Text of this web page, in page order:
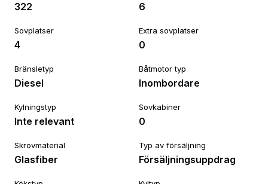
322 6
Sovplatser
4
Extra sovplatser
0
Bränsletyp
Diesel
Båtmotor typ
Inombordare
Kylningstyp
Inte relevant
Sovkabiner
0
Skrovmaterial
Glasfiber
Typ av försäljning
Försäljningsuppdrag